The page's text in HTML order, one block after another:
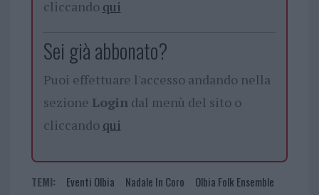
cliccando qui
Sei già abbonato?
Puoi effettuare l'accesso andando nella
sezione Logindal menù del sito o
cliccando qui
TEMI: Eventi Olbia Nadale In Coro
Olbia Folk Ensemble